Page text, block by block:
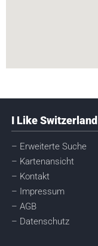
I Like Switzerland
– Erweiterte Suche
– Kartenansicht
– Kontakt
– Impressum
– AGB
– Datenschutz